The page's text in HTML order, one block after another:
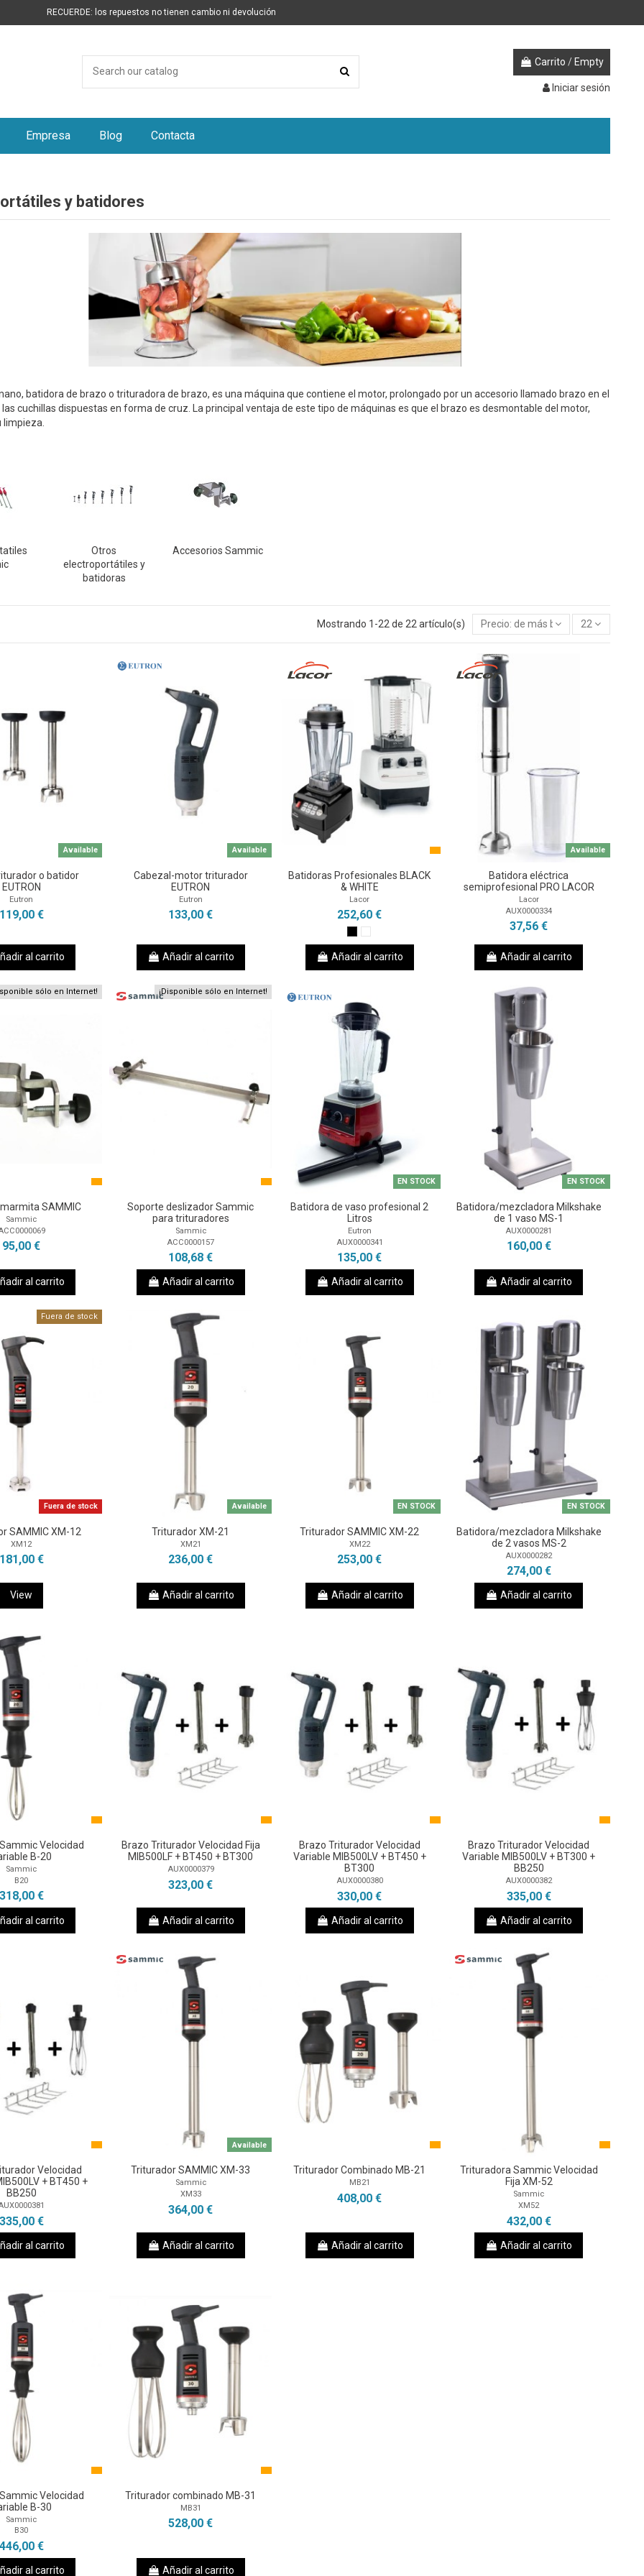
RECUERDE: los repuestos no tienen cambio ni devolución
Carrito / Empty
Iniciar sesión
Empresa Blog Contacta
y batidores
batidora de brazo o trituradora de brazo, es una máquina que contiene el motor, prolongado por un accesorio llamado brazo en el
las cuchillas dispuestas en forma de cruz. La principal ventaja de este tipo de máquinas es que el brazo es desmontable del motor,
Otros
electroportátiles y
batidoras
Accesorios Sammic
Mostrando 1-22 de 22 artículo(s) Precio: de más bajo a más alto
22
Available
o batidor
EUTRON
Eutron
119,00 €
al carrito
Available
Cabezal-motor triturador
EUTRON
Eutron
133,00 €
Añadir al carrito
Batidoras Profesionales BLACK
& WHITE
Lacor
252,60 €
Añadir al carrito
Available
Batidora eléctrica
semiprofesional PRO LACOR
Lacor
AUX0000334
37,56 €
Añadir al carrito
sólo en Internet!
SAMMIC
Sammic
95,00 €
al carrito
¡Disponible sólo en Internet!
Soporte deslizador Sammic
para trituradores
Sammic
ACC0000157
108,68 €
Añadir al carrito
EN STOCK
Batidora de vaso profesional 2
Litros
Eutron
AUX0000341
135,00 €
Añadir al carrito
EN STOCK
Batidora/mezcladora Milkshake
de 1 vaso MS-1
AUX0000281
160,00 €
Añadir al carrito
Fuera de stock
Fuera de stock
SAMMIC XM-12
XM12
181,00 €
View
Available
Triturador XM-21
XM21
236,00 €
Añadir al carrito
EN STOCK
Triturador SAMMIC XM-22
XM22
253,00 €
Añadir al carrito
EN STOCK
Batidora/mezcladora Milkshake
de 2 vasos MS-2
AUX0000282
274,00 €
Añadir al carrito
Velocidad
B-20
Sammic
B20
318,00 €
al carrito
Brazo Triturador Velocidad Fija
MIB500LF + BT450 + BT300
AUX0000379
323,00 €
Añadir al carrito
Brazo Triturador Velocidad
Variable MIB500LV + BT450 +
BT300
AUX0000380
330,00 €
Añadir al carrito
Brazo Triturador Velocidad
Variable MIB500LV + BT300 +
BB250
AUX0000382
335,00 €
Añadir al carrito
Velocidad
+ BT450 +
BB250
335,00 €
al carrito
Available
Triturador SAMMIC XM-33
Sammic
XM33
364,00 €
Añadir al carrito
Triturador Combinado MB-21
MB21
408,00 €
Añadir al carrito
Trituradora Sammic Velocidad
Fija XM-52
Sammic
XM52
432,00 €
Añadir al carrito
Velocidad
B-30
Sammic
B30
446,00 €
al carrito
Triturador combinado MB-31
MB31
528,00 €
Añadir al carrito